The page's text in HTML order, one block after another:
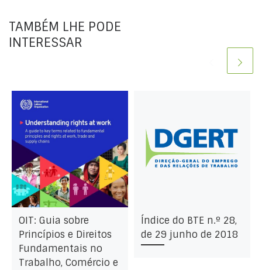
TAMBÉM LHE PODE
INTERESSAR
OIT: Guia sobre
Princípios e Direitos
Fundamentais no
Trabalho, Comércio e
Índice do BTE n.º 28,
de 29 junho de 2018